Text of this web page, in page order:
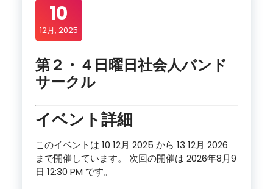
10
12月, 2025
第２・４日曜日社会人バンド
サークル
イベント詳細
このイベントは 10 12月 2025 から 13 12月 2026
まで開催しています。 次回の開催は 2026年8月9
日 12:30 PM です。